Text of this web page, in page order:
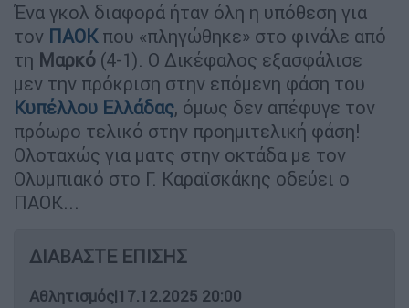
Ένα γκολ διαφορά ήταν όλη η υπόθεση για
τον ΠΑΟΚπου «πληγώθηκε» στο φινάλε από
τη Μαρκό (4-1). Ο Δικέφαλος εξασφάλισε
μεν την πρόκριση στην επόμενη φάση του
Κυπέλλου Ελλάδας, όμως δεν απέφυγε τον
πρόωρο τελικό στην προημιτελική φάση!
Ολοταχώς για ματς στην οκτάδα με τον
Ολυμπιακό στο Γ. Καραϊσκάκης οδεύει ο
ΠΑΟΚ...
ΔΙΑΒΑΣΤΕ ΕΠΙΣΗΣ
Αθλητισμός|17.12.2025 20:00